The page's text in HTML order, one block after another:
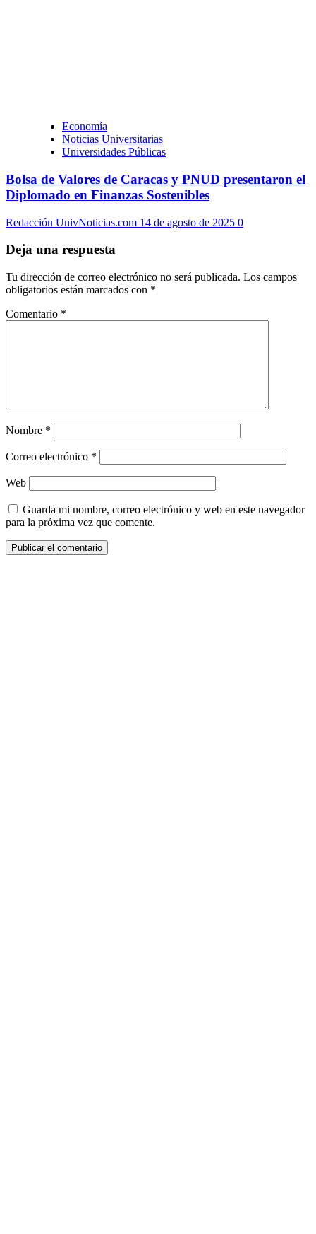
Economía
Noticias Universitarias
Universidades Públicas
Bolsa de Valores de Caracas y PNUD presentaron el
Diplomado en Finanzas Sostenibles
Redacción UnivNoticias.com 14 de agosto de 2025 0
Deja una respuesta
Tu dirección de correo electrónico no será publicada. Los campos
obligatorios están marcados con *
Comentario *
Nombre *
Correo electrónico *
Web
Guarda mi nombre, correo electrónico y web en este navegador
para la próxima vez que comente.